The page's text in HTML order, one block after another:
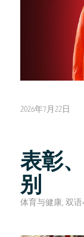
2026年7月22日
表彰
别
体育与健康, 双语